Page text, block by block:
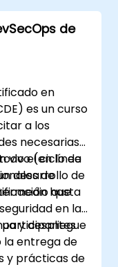
de
en
es un curso
a los
necesarias
el ciclo de
desarrollo de
hasta
vivo (en línea
de
que
en las
y despliegue
la entrega de
participantes
y prácticas de